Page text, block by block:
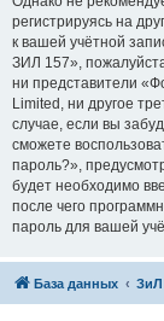
регистрируясь на
к вашей учётной
ЗИЛ 157»,
ни представители
Limited, ни другое
случае, если вы
сможете
пароль?»,
будет необходимо
после чего
пароль для вашей
База данных ЗиЛ